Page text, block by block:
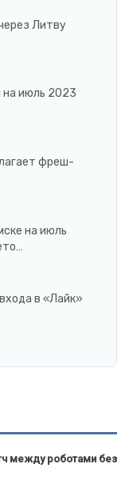
Литву
на июль 2023
фреш-
на июль
в «Лайк»
между роботами без